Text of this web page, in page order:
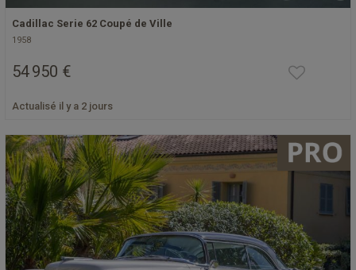
Cadillac Serie 62 Coupé de Ville
1958
54 950 €
Actualisé il y a 2 jours